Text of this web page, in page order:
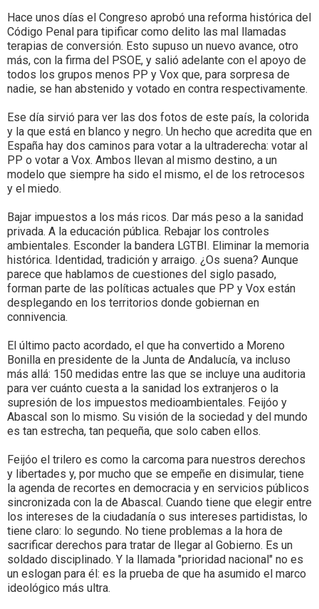
Hace unos días el Congreso aprobó una reforma histórica del
Código Penal para tipificar como delito las mal llamadas
terapias de conversión. Esto supuso un nuevo avance, otro
más, con la firma del PSOE, y salió adelante con el apoyo de
todos los grupos menos PP y Vox que, para sorpresa de
nadie, se han abstenido y votado en contra respectivamente.
Ese día sirvió para ver las dos fotos de este país, la colorida
y la que está en blanco y negro. Un hecho que acredita que en
España hay dos caminos para votar a la ultraderecha: votar al
PP o votar a Vox. Ambos llevan al mismo destino, a un
modelo que siempre ha sido el mismo, el de los retrocesos
y el miedo.
Bajar impuestos a los más ricos. Dar más peso a la sanidad
privada. A la educación pública. Rebajar los controles
ambientales. Esconder la bandera LGTBI. Eliminar la memoria
histórica. Identidad, tradición y arraigo. ¿Os suena? Aunque
parece que hablamos de cuestiones del siglo pasado,
forman parte de las políticas actuales que PP y Vox están
desplegando en los territorios donde gobiernan en
connivencia.
El último pacto acordado, el que ha convertido a Moreno
Bonilla en presidente de la Junta de Andalucía, va incluso
más allá: 150 medidas entre las que se incluye una auditoria
para ver cuánto cuesta a la sanidad los extranjeros o la
supresión de los impuestos medioambientales. Feijóo y
Abascal son lo mismo. Su visión de la sociedad y del mundo
es tan estrecha, tan pequeña, que solo caben ellos.
Feijóo el trilero es como la carcoma para nuestros derechos
y libertades y, por mucho que se empeñe en disimular, tiene
la agenda de recortes en democracia y en servicios públicos
sincronizada con la de Abascal. Cuando tiene que elegir entre
los intereses de la ciudadanía o sus intereses partidistas, lo
tiene claro: lo segundo. No tiene problemas a la hora de
sacrificar derechos para tratar de llegar al Gobierno. Es un
soldado disciplinado. Y la llamada "prioridad nacional" no es
un eslogan para él: es la prueba de que ha asumido el marco
ideológico más ultra.